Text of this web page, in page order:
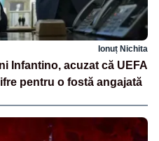
Ionuț Nichita
Infantino, acuzat că UEFA
pentru o fostă angajată